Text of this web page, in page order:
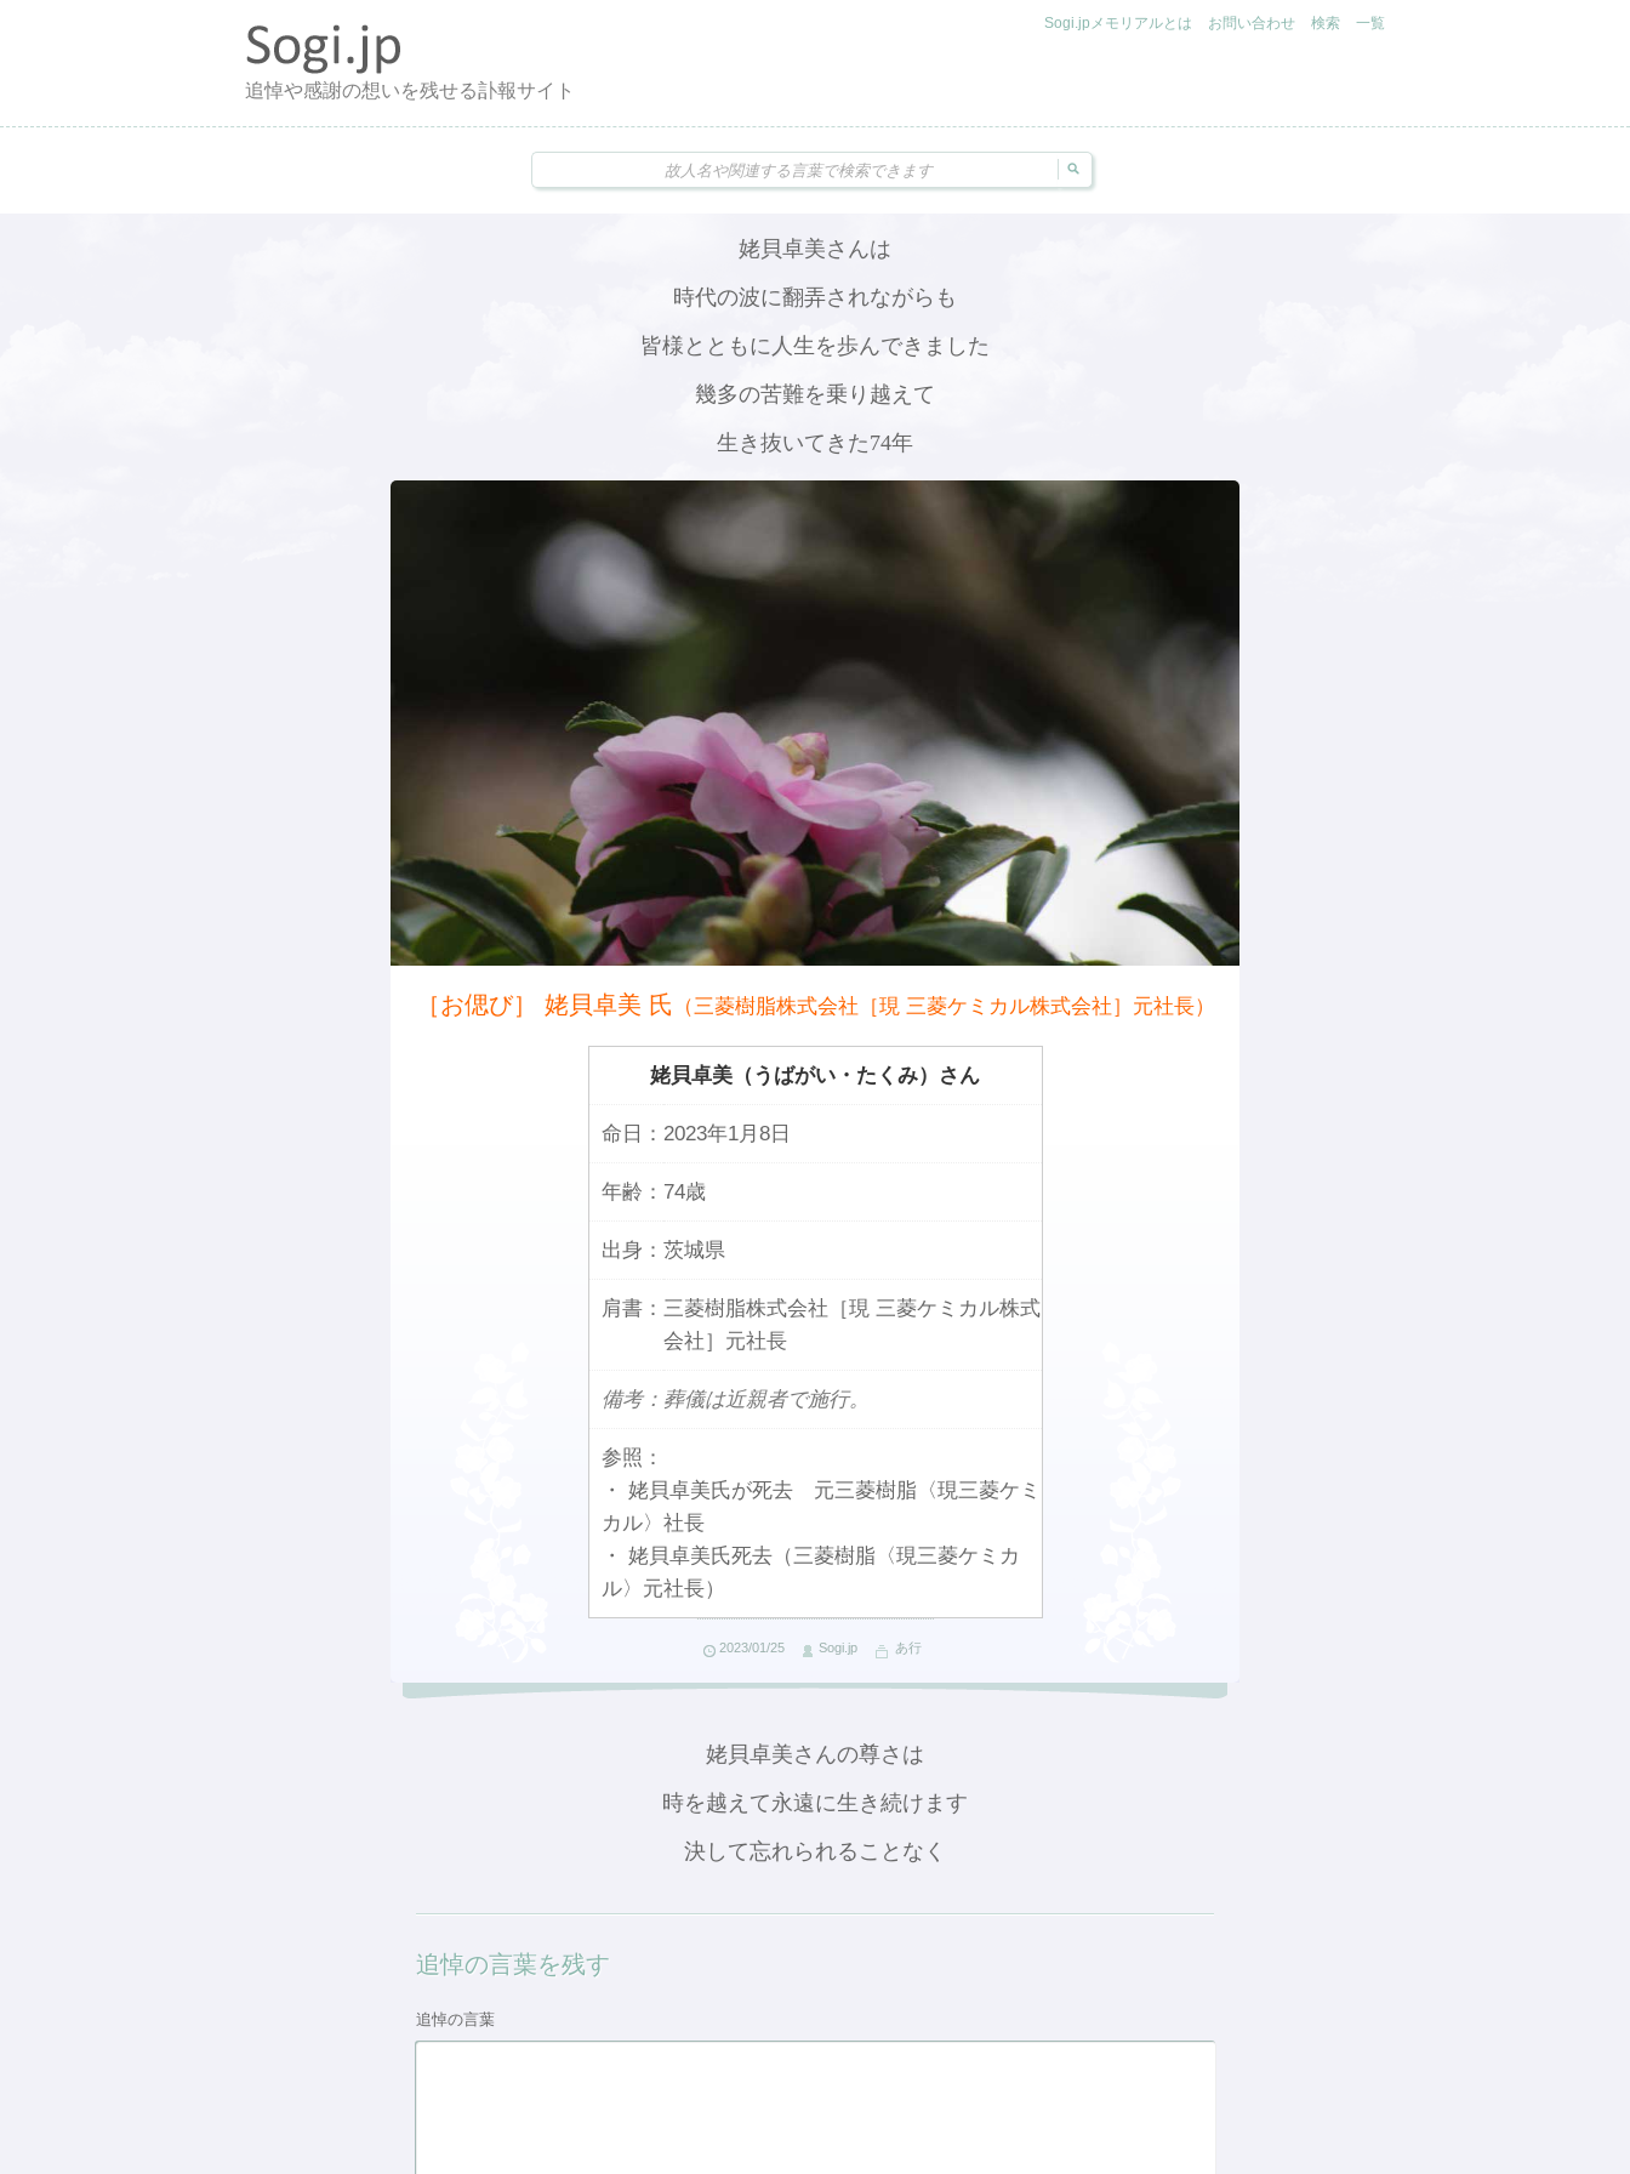
追悼や感謝の想いを残せる訃報サイト
Sogi.jpメモリアルとは お問い合わせ 検索 一覧
姥貝卓美さんは
時代の波に翻弄されながらも
皆様とともに人生を歩んできました
幾多の苦難を乗り越えて
生き抜いてきた74年
［お偲び］ 姥貝卓美 氏 （三菱樹脂株式会社［現 三菱ケミカル株式会社］元社長）
姥貝卓美（うばがい・たくみ）さん
命日： 2023年1月8日
年齢： 74歳
出身： 茨城県
肩書： 三菱樹脂株式会社［現 三菱ケミカル株式
会社］元社長
備考：葬儀は近親者で施行。
参照：
・ 姥貝卓美氏が死去 元三菱樹脂〈現三菱ケミ
カル〉社長
・ 姥貝卓美氏死去（三菱樹脂〈現三菱ケミカ
ル〉元社長）
2023/01/25 Sogi.jp あ行
姥貝卓美さんの尊さは
時を越えて永遠に生き続けます
決して忘れられることなく
追悼の言葉を残す
追悼の言葉